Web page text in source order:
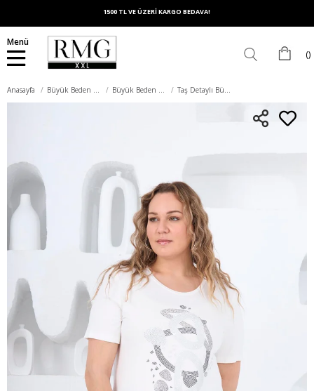
1500 TL VE ÜZERİ KARGO BEDAVA!
Menü
Anasayfa Büyük Beden Üst Giyim Büyük Beden Tişört Taş Detaylı Büyük Beden Ekru Tişört